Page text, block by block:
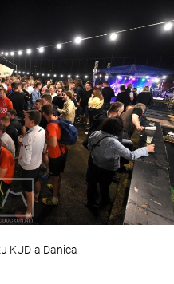
KUD-a Danica